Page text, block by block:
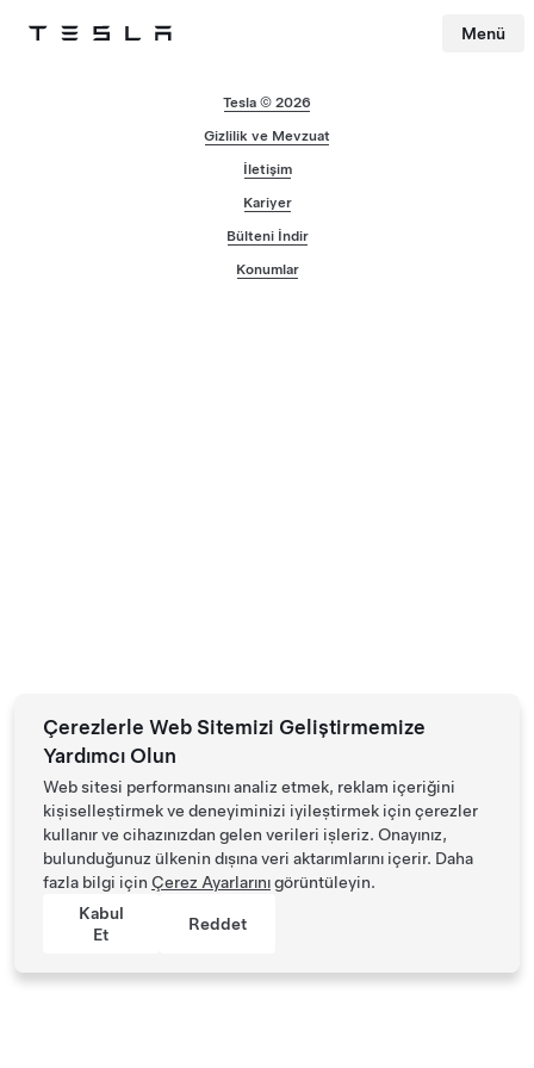
Tesla Menü
Tesla © 2026
Gizlilik ve Mevzuat
İletişim
Kariyer
Bülteni İndir
Konumlar
Çerezlerle Web Sitemizi Geliştirmemize
Yardımcı Olun
Web sitesi performansını analiz etmek, reklam içeriğini
kişiselleştirmek ve deneyiminizi iyileştirmek için çerezler
kullanır ve cihazınızdan gelen verileri işleriz. Onayınız,
bulunduğunuz ülkenin dışına veri aktarımlarını içerir. Daha
fazla bilgi için Çerez Ayarlarınıgörüntüleyin.
Kabul
Et
Reddet